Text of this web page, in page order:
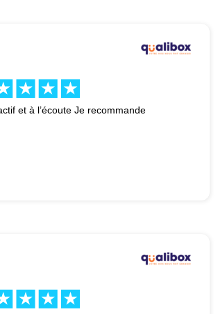
Commercial réactif et à l’écoute Je recommande